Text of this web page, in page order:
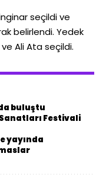
seçildi ve
belirlendi. Yedek
Ali Ata seçildi.
buluştu
Festivali
yayında